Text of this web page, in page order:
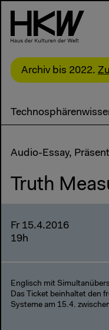
Archiv bis 2022.
Audio-Essay,
Truth
Fr 15.4.2016
19h
Englisch mit
Das Ticket beinhaltet den
Systeme am 15.4.